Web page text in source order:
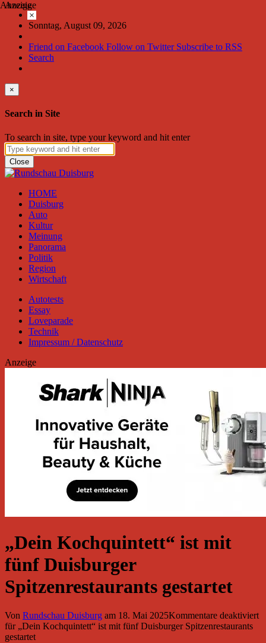
Sonntag, August 09, 2026
Friend on Facebook Follow on Twitter Subscribe to RSS
Search
×
Search in Site
To search in site, type your keyword and hit enter
Close
HOME
Duisburg
Auto
Kultur
Meinung
Panorama
Politik
Region
Wirtschaft
Autotests
Essay
Loveparade
Technik
Impressum / Datenschutz
Anzeige
„Dein Kochquintett“ ist mit
fünf Duisburger
Spitzenrestaurants gestartet
Von Rundschau Duisburg am 18. Mai 2025Kommentare deaktiviert
für „Dein Kochquintett“ ist mit fünf Duisburger Spitzenrestaurants
gestartet
Anzeige
×
Anzeige